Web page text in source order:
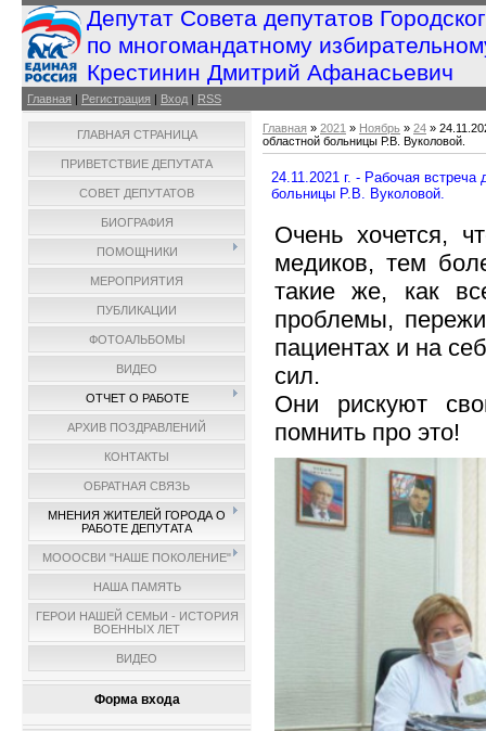
Депутат Совета депутатов
по многомандатному
Крестинин Дмитрий Афанасьевич
Главная | Регистрация | Вход | RSS
ГЛАВНАЯ СТРАНИЦА
ПРИВЕТСТВИЕ ДЕПУТАТА
СОВЕТ ДЕПУТАТОВ
БИОГРАФИЯ
ПОМОЩНИКИ
МЕРОПРИЯТИЯ
ПУБЛИКАЦИИ
ФОТОАЛЬБОМЫ
ВИДЕО
ОТЧЕТ О РАБОТЕ
АРХИВ ПОЗДРАВЛЕНИЙ
КОНТАКТЫ
ОБРАТНАЯ СВЯЗЬ
МНЕНИЯ ЖИТЕЛЕЙ ГОРОДА О
РАБОТЕ ДЕПУТАТА
МОООСВИ "НАШЕ ПОКОЛЕНИЕ"
НАША ПАМЯТЬ
ГЕРОИ НАШЕЙ СЕМЬИ - ИСТОРИЯ
ВОЕННЫХ ЛЕТ
ВИДЕО
Форма входа
Главная » 2021 » Ноябрь » 24 »
областной больницы Р.В. Вуколовой.
24.11.2021 г. - Рабочая
больницы Р.В. Вуколовой.
Очень хочется,
медиков, тем
такие же, как
проблемы,
пациентах и на
сил.
Они рискуют
помнить про это!